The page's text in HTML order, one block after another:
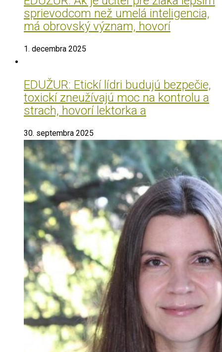
sprievodcom než umelá inteligencia,
má obrovský význam, hovorí
1. decembra 2025
EDUŽUR: Etickí lídri budujú bezpečie,
toxickí zneužívajú moc na kontrolu a
strach, hovorí lektorka a
30. septembra 2025